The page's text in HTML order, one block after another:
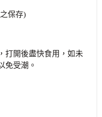
保存)
打開後盡快食用，如未
免受潮。